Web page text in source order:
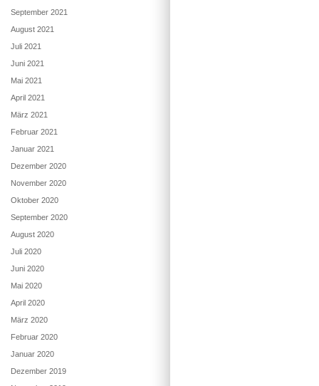
September 2021
August 2021
Juli 2021
Juni 2021
Mai 2021
April 2021
März 2021
Februar 2021
Januar 2021
Dezember 2020
November 2020
Oktober 2020
September 2020
August 2020
Juli 2020
Juni 2020
Mai 2020
April 2020
März 2020
Februar 2020
Januar 2020
Dezember 2019